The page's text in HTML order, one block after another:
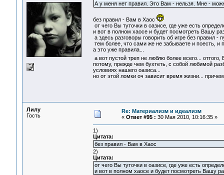
А у меня нет правил. Это Вам - нельзя. Мне -
без правил - Вам в Хаос
от чего Вы туточки в оазисе, где уже есть
и вот в полном хаосе и будет посмотреть Вашу
а здесь разговоры говорить об игре без правил -
тем более, что сами же не забываете и поесть, и
а это уже правила...
а вот пустой треп не люблю более всего...
потому, прежде чем бухтеть, с собой любимой
условиях нашего оазиса...
но от этой ломки оч зависит время жизни...
Лилу
Гость
Re: Материализм и идеализм
« Ответ #95 : 30 Мая 2010, 10:16:35 »
1)
Цитата:
без правил - Вам в Хаос
2)
Цитата:
от чего Вы туточки в оазисе, где уже есть
и вот в полном хаосе и будет посмотреть Вашу